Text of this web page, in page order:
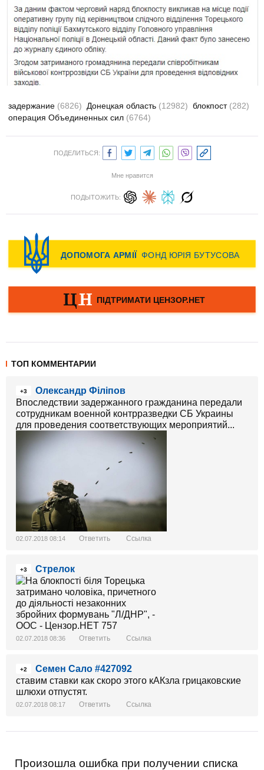
задержание (6826) Донецкая область (12982) блокпост (282)
операция Объединенных сил (6764)
ПОДЕЛИТЬСЯ:
Мне нравится
ПОДЫТОЖИТЬ:
ТОП КОММЕНТАРИИ
+3
Олександр Філіпов
Впоследствии задержанного гражданина передали
сотрудникам военной контрразведки СБ Украины
для проведения соответствующих мероприятий...
02.07.2018 08:14 Ответить Ссылка
+3 Стрелок
02.07.2018 08:36 Ответить Ссылка
+2
Семен Сало #427092
ставим ставки как скоро этого кАКзла грицаковские
шлюхи отпустят.
02.07.2018 08:17 Ответить Ссылка
Произошла ошибка при получении списка